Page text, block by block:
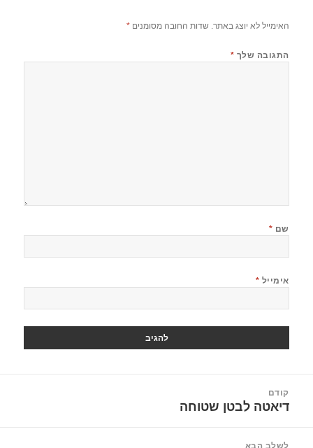
האימייל לא יוצג באתר. שדות החובה מסומנים*
התגובה שלך *
שם *
אימייל *
קודם
הפוסט
דיאטה לבטן שטוחה